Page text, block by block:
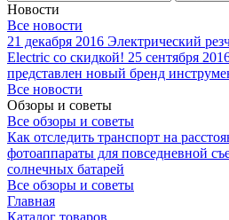
Новости
Все новости
21 декабря 2016 Электрический
Electric со скидкой! 25 сентября
представлен новый бренд
Все новости
Обзоры и советы
Все обзоры и советы
Как отследить транспорт на
фотоаппараты для повседневной
солнечных батарей
Все обзоры и советы
Главная
Каталог товаров